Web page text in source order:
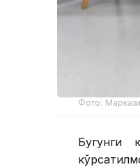
Фото:
Бугунги